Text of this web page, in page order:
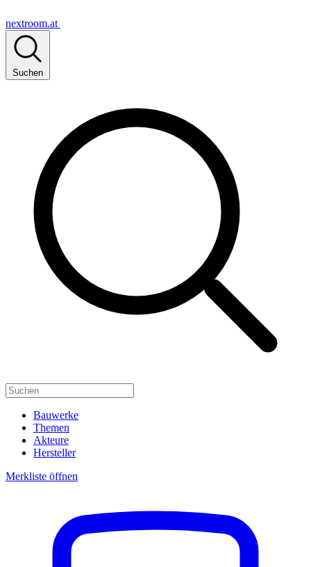
nextroom.at
Suchen
Bauwerke
Themen
Akteure
Hersteller
Merkliste öffnen